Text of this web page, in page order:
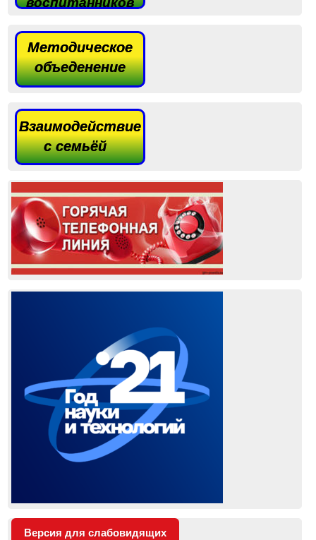
Методическое
объеденение
Взаимодействие
с семьёй
Версия для слабовидящих